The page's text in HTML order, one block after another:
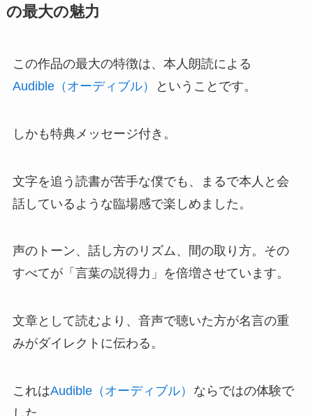
の最大の魅力
この作品の最大の特徴は、本人朗読による
Audible（オーディブル）
ということです。
しかも特典メッセージ付き。
文字を追う読書が苦手な僕でも、まるで本人と会
話しているような臨場感で楽しめました。
声のトーン、話し方のリズム、間の取り方。その
すべてが「言葉の説得力」を倍増させています。
文章として読むより、音声で聴いた方が名言の重
みがダイレクトに伝わる。
これはAudible（オーディブル）
ならではの体験で